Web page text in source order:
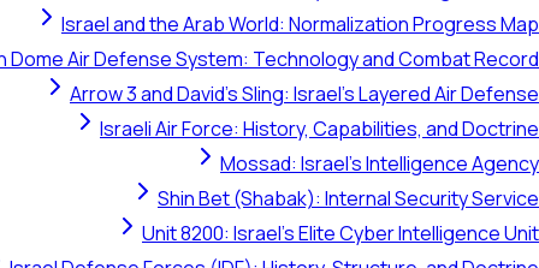
Israel and the Arab World: Normalization Progress Map
Dome Air Defense System: Technology and Combat Record
Arrow 3 and David's Sling: Israel's Layered Air Defense
Israeli Air Force: History, Capabilities, and Doctrine
Mossad: Israel's Intelligence Agency
Shin Bet (Shabak): Internal Security Service
Unit 8200: Israel's Elite Cyber Intelligence Unit